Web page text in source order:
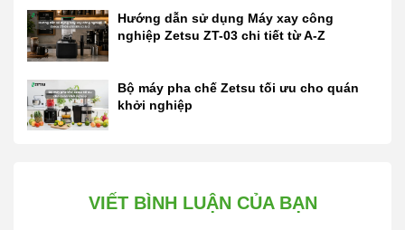
Hướng dẫn sử dụng Máy xay công
nghiệp Zetsu ZT-03 chi tiết từ A-Z
Bộ máy pha chế Zetsu tối ưu cho quán
khởi nghiệp
VIẾT BÌNH LUẬN CỦA BẠN